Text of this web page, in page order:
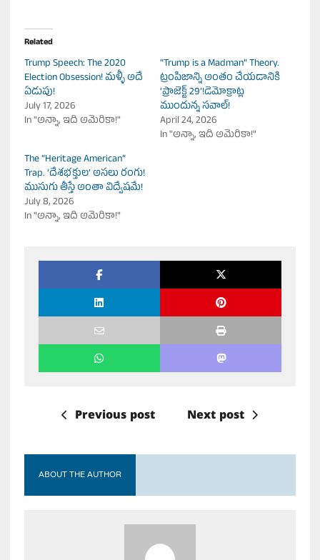
Related
Trump Speech: The 2020
Election Obsession! మళ్ళీ అదే
ఏడుపు!
July 17, 2026
In "అన్నా, ఇది అమెరికా!"
“Trump is a Madman” Theory.
ట్రంపిజాన్ని అంతం చేయడానికి
‘ప్రాజెక్ట్ 29’!డెమోక్రాట్ల
ముందున్న సవాల్!
April 24, 2026
In "అన్నా, ఇది అమెరికా!"
The “Heritage American”
Trap. ‘దేశభక్తుల’ అసలు రంగు!
ముసుగు తీస్తే అంతా విద్వేషమే!
July 8, 2026
In "అన్నా, ఇది అమెరికా!"
Previous post Next post
ABOUT THE AUTHOR